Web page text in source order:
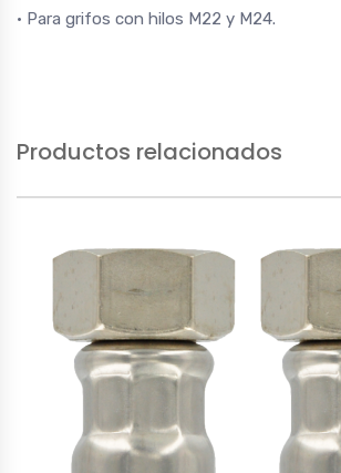
• Para grifos con hilos M22 y M24.
Productos relacionados